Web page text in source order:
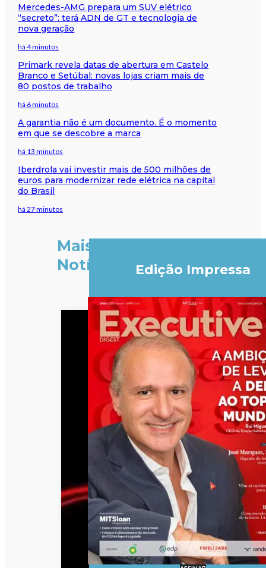
Mercedes-AMG prepara um SUV elétrico
“secreto”: terá ADN de GT e tecnologia de
nova geração
há 4 minutos
Primark revela datas de abertura em Castelo
Branco e Setúbal: novas lojas criam mais de
80 postos de trabalho
há 6 minutos
A garantia não é um documento. É o momento
em que se descobre a marca
há 13 minutos
Iberdrola vai investir mais de 500 milhões de
euros para modernizar rede elétrica na capital
do Brasil
há 27 minutos
Mais
Notícias
Edição Impressa